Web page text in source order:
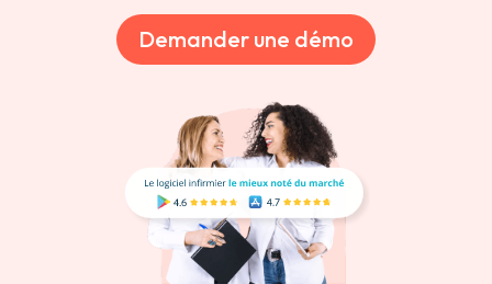
Demander une démo